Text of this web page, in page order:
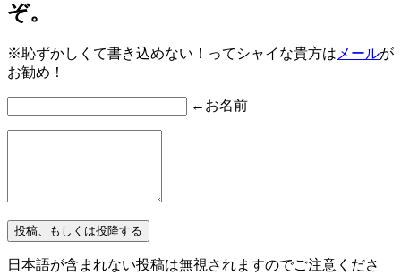
ぞ。
※恥ずかしくて書き込めない！ってシャイな貴方は メールが
お勧め！
←お名前
日本語が含まれない投稿は無視されますのでご注意くださ